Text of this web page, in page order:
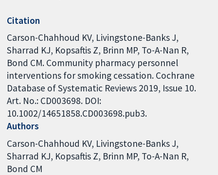
Citation
Carson-Chahhoud KV, Livingstone-Banks J,
Sharrad KJ, Kopsaftis Z, Brinn MP, To-A-Nan R,
Bond CM. Community pharmacy personnel
interventions for smoking cessation. Cochrane
Database of Systematic Reviews 2019, Issue 10.
Art. No.: CD003698. DOI:
10.1002/14651858.CD003698.pub3.
Authors
Carson-Chahhoud KV Livingstone-Banks J
Sharrad KJ Kopsaftis Z Brinn MP To-A-Nan R
Bond CM